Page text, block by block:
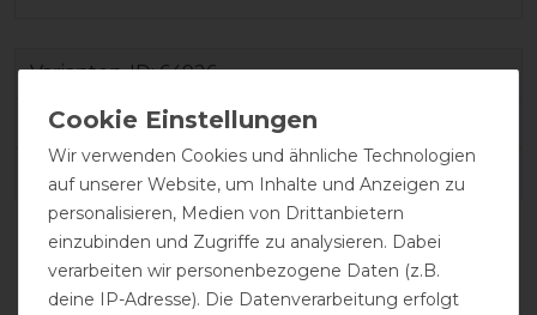
Varianten-ID:64926
SKU:AC865OS53
EAN: 8050519959865
Wir verwenden Cookies und ähnliche Technologien
auf unserer Website, um Inhalte und Anzeigen zu
personalisieren, Medien von Drittanbietern
einzubinden und Zugriffe zu analysieren. Dabei
verarbeiten wir personenbezogene Daten (z.B.
deine IP-Adresse). Die Datenverarbeitung erfolgt